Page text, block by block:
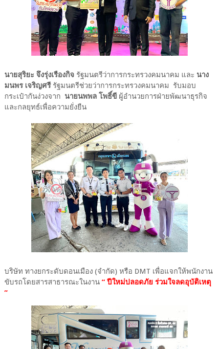
นายสุริยะ จึงรุ่งเรืองกิจ รัฐมนตรีว่าการกระทรวงคมนาคม และ นาง
มนพร เจริญศรีรัฐมนตรีช่วยว่าการกระทรวงคมนาคม รับมอบ
กระเป๋ากันง่วงจาก นายนพพล โพธิ์ขีผู้อำนวยการฝ่ายพัฒนาธุรกิจ
และกลยุทธ์เพื่อความยั่งยืน
บริษัท ทางยกระดับดอนเมือง (จำกัด) หรือ DMT เพื่อแจกให้พนักงาน
ขับรถโดยสารสาธารณะในงาน “ ปีใหม่ปลอดภัย ร่วมใจลดอุบัติเหตุ
”